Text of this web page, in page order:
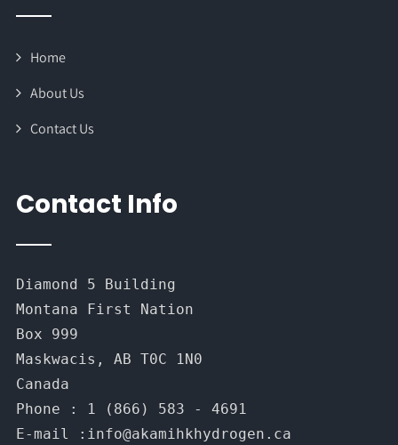
Home
About Us
Contact Us
Contact Info
Diamond 5 Building
Montana First Nation
Box 999
Maskwacis, AB T0C 1N0
Canada
Phone : 1 (866) 583 - 4691
E-mail :info@akamihkhydrogen.ca